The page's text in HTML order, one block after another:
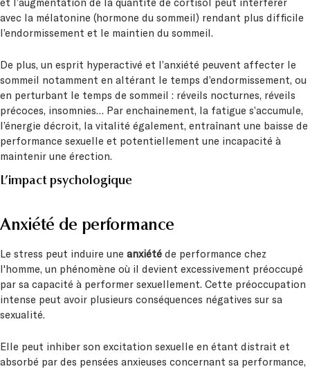
avec la mélatonine (hormone du sommeil) rendant plus difficile
l’endormissement et le maintien du sommeil.
De plus, un esprit hyperactivé et l’anxiété peuvent affecter le
sommeil notamment en altérant le temps d’endormissement, ou
en perturbant le temps de sommeil : réveils nocturnes, réveils
précoces, insomnies… Par enchainement, la fatigue s’accumule,
l’énergie décroit, la vitalité également, entraînant une baisse de
performance sexuelle et potentiellement une incapacité à
maintenir une érection.
L’impact psychologique
Anxiété de performance
Le stress peut induire une anxiété de performance chez
l'homme, un phénomène où il devient excessivement préoccupé
par sa capacité à performer sexuellement. Cette préoccupation
intense peut avoir plusieurs conséquences négatives sur sa
sexualité.
Elle peut inhiber son excitation sexuelle en étant distrait et
absorbé par des pensées anxieuses concernant sa performance,